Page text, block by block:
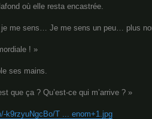
où elle resta encastrée.
me sens… Je me sens un peu… plus
! »
ses mains.
que ça ? Qu’est-ce qui m’arrive ? »
k9rzyuNgcBo/T ... enom+1.jpg